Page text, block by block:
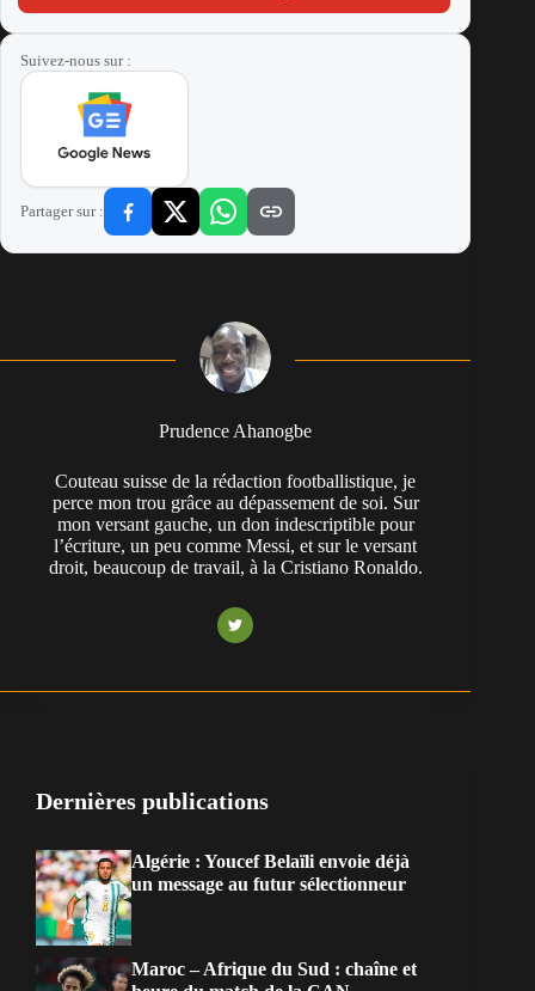
Suivez-nous sur :
Partager sur :
Prudence Ahanogbe
Couteau suisse de la rédaction footballistique, je
perce mon trou grâce au dépassement de soi. Sur
mon versant gauche, un don indescriptible pour
l’écriture, un peu comme Messi, et sur le versant
droit, beaucoup de travail, à la Cristiano Ronaldo.
Dernières publications
Algérie : Youcef Belaïli envoie déjà
un message au futur sélectionneur
Maroc – Afrique du Sud : chaîne et